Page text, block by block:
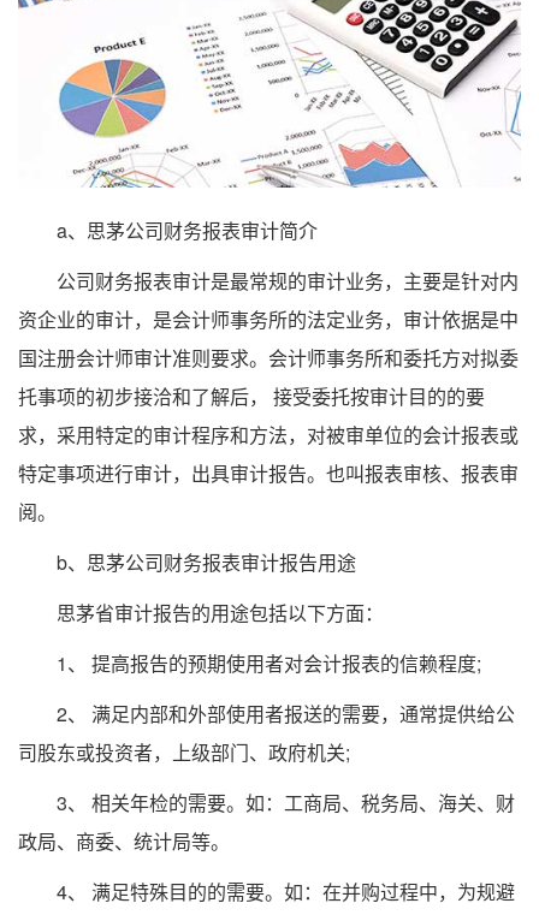
a、思茅公司财务报表审计简介
公司财务报表审计是最常规的审计业务，主要是针对内
资企业的审计，是会计师事务所的法定业务，审计依据是中
国注册会计师审计准则要求。会计师事务所和委托方对拟委
托事项的初步接洽和了解后， 接受委托按审计目的的要
求，采用特定的审计程序和方法，对被审单位的会计报表或
特定事项进行审计，出具审计报告。也叫报表审核、报表审
阅。
b、思茅公司财务报表审计报告用途
思茅省审计报告的用途包括以下方面：
1、 提高报告的预期使用者对会计报表的信赖程度;
2、 满足内部和外部使用者报送的需要，通常提供给公
司股东或投资者，上级部门、政府机关;
3、 相关年检的需要。如：工商局、税务局、海关、财
政局、商委、统计局等。
4、 满足特殊目的的需要。如：在并购过程中，为规避